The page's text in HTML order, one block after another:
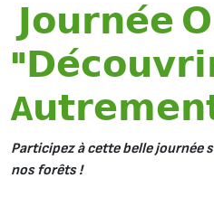
𝗝𝗼𝘂𝗿𝗻𝗲́𝗲
Participez à cette belle journée
nos forêts !